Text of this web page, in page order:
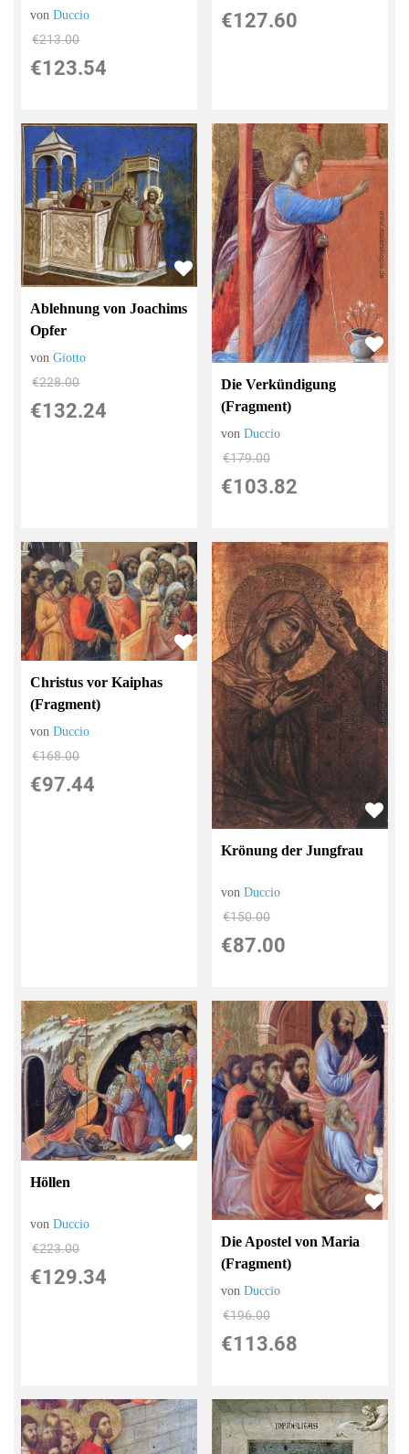
vonDuccio
€213.00
€123.54
€127.60
Ablehnung von Joachims
Opfer
vonGiotto
€228.00
€132.24
Die Verkündigung
(Fragment)
vonDuccio
€179.00
€103.82
Christus vor Kaiphas
(Fragment)
vonDuccio
€168.00
€97.44
Krönung der Jungfrau
vonDuccio
€150.00
€87.00
Höllen
vonDuccio
€223.00
€129.34
Die Apostel von Maria
(Fragment)
vonDuccio
€196.00
€113.68